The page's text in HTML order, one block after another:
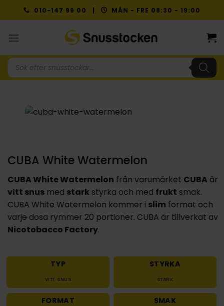
to
010-147 99 00 | MÅN - FRE 08:30 - 19:00
Produktsökning
CUBA White Watermelon
CUBA White Watermelon från varumärket CUBA är
vitt snus med stark styrka och med frukt smak.
CUBA White Watermelon kommer i slim format och
varje dosa rymmer 20 portioner. CUBA är tillverkat av
Nicotobacco Factory.
TYP
VITT SNUS
STYRKA
STARK
FORMAT SMAK